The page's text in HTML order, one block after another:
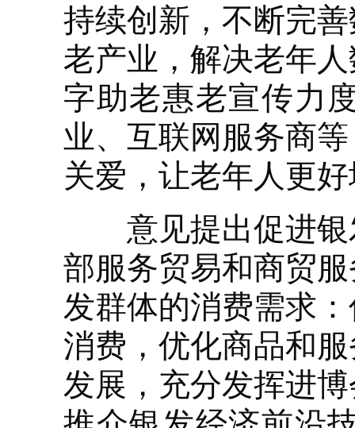
持续创新，不断完
老产业，解决老年
字助老惠老宣传力
业、互联网服务商
关爱，让老年人更
意见提出促进银
部服务贸易和商贸
发群体的消费需求
消费，优化商品和
发展，充分发挥进